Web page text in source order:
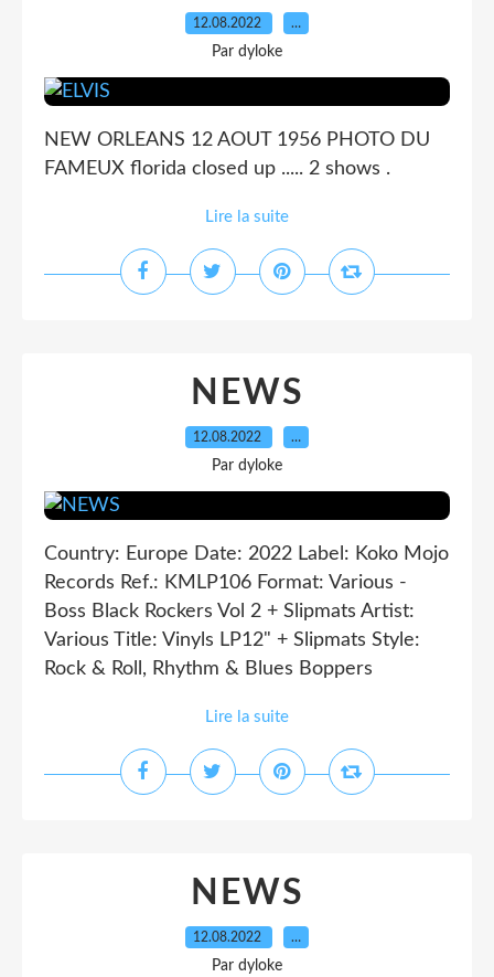
12.08.2022 …
Par dyloke
NEW ORLEANS 12 AOUT 1956 PHOTO DU
FAMEUX florida closed up ..... 2 shows .
Lire la suite
NEWS
12.08.2022 …
Par dyloke
Country: Europe Date: 2022 Label: Koko Mojo
Records Ref.: KMLP106 Format: Various -
Boss Black Rockers Vol 2 + Slipmats Artist:
Various Title: Vinyls LP12" + Slipmats Style:
Rock & Roll, Rhythm & Blues Boppers
Lire la suite
NEWS
12.08.2022 …
Par dyloke